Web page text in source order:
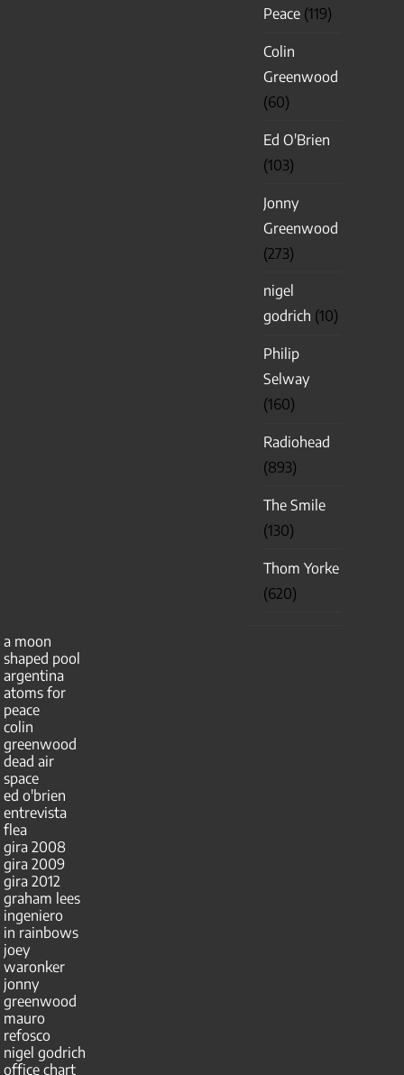
Peace (119)
Colin
Greenwood
(60)
Ed O'Brien
(103)
Jonny
Greenwood
(273)
nigel
godrich (10)
Philip
Selway
(160)
Radiohead
(893)
The Smile
(130)
Thom Yorke
(620)
a moon
shaped pool
argentina
atoms for
peace
colin
greenwood
dead air
space
ed o'brien
entrevista
flea
gira 2008
gira 2009
gira 2012
graham lees
ingeniero
in rainbows
joey
waronker
jonny
greenwood
mauro
refosco
nigel godrich
office chart